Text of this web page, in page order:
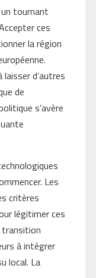
un tournant
ces
la région
d’autres
de
s’avère
Les
critères
légitimer ces
à intégrer
local. La